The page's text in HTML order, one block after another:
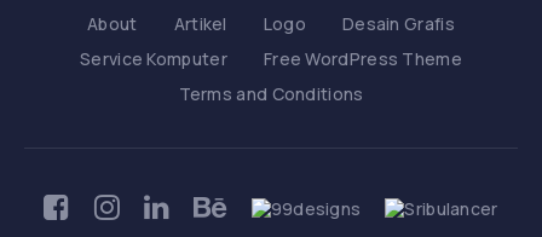
About Artikel Logo
Desain Grafis
Service Komputer
Free WordPress Theme
Terms and Conditions